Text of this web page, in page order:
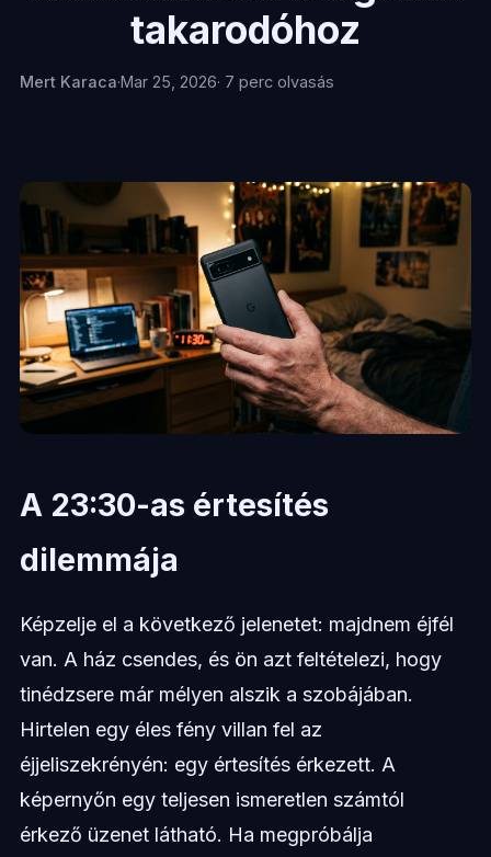
takarodóhoz
Mert Karaca·Mar 25, 2026· 7 perc olvasás
A 23:30-as értesítés
dilemmája
Képzelje el a következő jelenetet: majdnem éjfél
van. A ház csendes, és ön azt feltételezi, hogy
tinédzsere már mélyen alszik a szobájában.
Hirtelen egy éles fény villan fel az
éjjeliszekrényén: egy értesítés érkezett. A
képernyőn egy teljesen ismeretlen számtól
érkező üzenet látható. Ha megpróbálja